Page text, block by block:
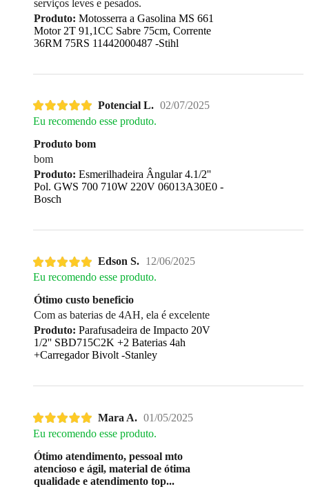
serviços leves e pesados.
Produto: Motosserra a Gasolina MS 661
Motor 2T 91,1CC Sabre 75cm, Corrente
36RM 75RS 11442000487 -Stihl
Potencial L. 02/07/2025
Eu recomendo esse produto.
Produto bom
bom
Produto: Esmerilhadeira Ângular 4.1/2''
Pol. GWS 700 710W 220V 06013A30E0 -
Bosch
Edson S. 12/06/2025
Eu recomendo esse produto.
Ótimo custo beneficio
Com as baterias de 4AH, ela é excelente
Produto: Parafusadeira de Impacto 20V
1/2'' SBD715C2K +2 Baterias 4ah
+Carregador Bivolt -Stanley
Mara A. 01/05/2025
Eu recomendo esse produto.
Ótimo atendimento, pessoal mto
atencioso e ágil, material de ótima
qualidade e atendimento top...